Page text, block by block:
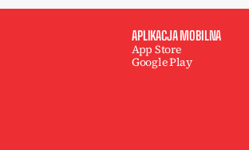
APLIKACJA MOBILNA
App Store
Google Play